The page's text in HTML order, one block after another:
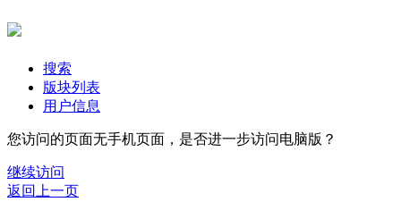
搜索
版块列表
用户信息
您访问的页面无手机页面，是否进一步访问电脑版？
继续访问
返回上一页